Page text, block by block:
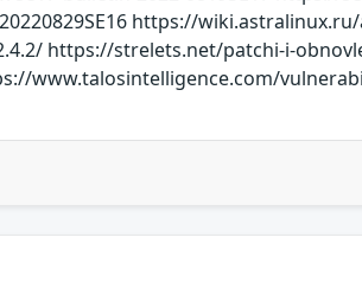
https://
https://strelets.net/patchi-i-
www.talosintelligence.com/